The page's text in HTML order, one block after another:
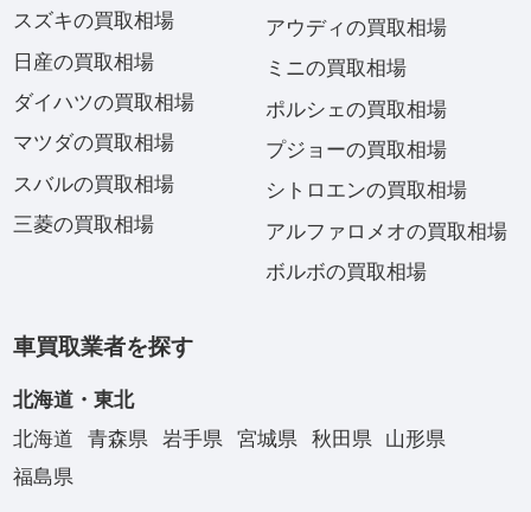
スズキの買取相場
日産の買取相場
ダイハツの買取相場
マツダの買取相場
スバルの買取相場
三菱の買取相場
アウディの買取相場
ミニの買取相場
ポルシェの買取相場
プジョーの買取相場
シトロエンの買取相場
アルファロメオの買取相場
ボルボの買取相場
車買取業者を探す
北海道・東北
北海道
青森県 岩手県 宮城県 秋田県
山形県
福島県